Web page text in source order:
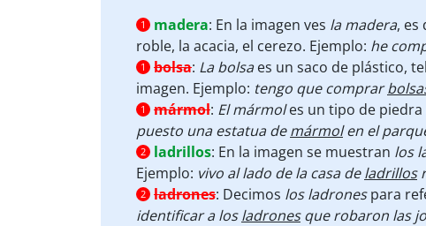
1 madera: En la imagen ves la madera, es
roble, la acacia, el cerezo. Ejemplo: he
1 bolsa: La bolsaes un saco de plástico,
imagen. Ejemplo: tengo que comprar
1 mármol: El mármoles un tipo de piedra
puesto una estatua demármolen el
2 ladrillos: En la imagen se muestran los
Ejemplo: vivo al lado de la casa deladrillos
2 ladrones: Decimos los ladronespara
identificar a losladronesque robaron las